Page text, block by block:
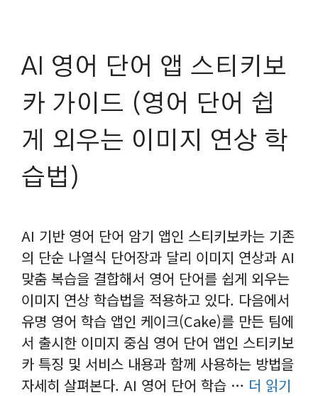
AI 영어 단어 앱 스티키보
카 가이드 (영어 단어 쉽
게 외우는 이미지 연상 학
습법)
AI 기반 영어 단어 암기 앱인 스티키보카는 기존
의 단순 나열식 단어장과 달리 이미지 연상과 AI
맞춤 복습을 결합해서 영어 단어를 쉽게 외우는
이미지 연상 학습법을 적용하고 있다. 다음에서
유명 영어 학습 앱인 케이크(Cake)를 만든 팀에
서 출시한 이미지 중심 영어 단어 앱인 스티키보
카 특징 및 서비스 내용과 함께 사용하는 방법을
자세히 살펴본다. AI 영어 단어 학습 … 더 읽기